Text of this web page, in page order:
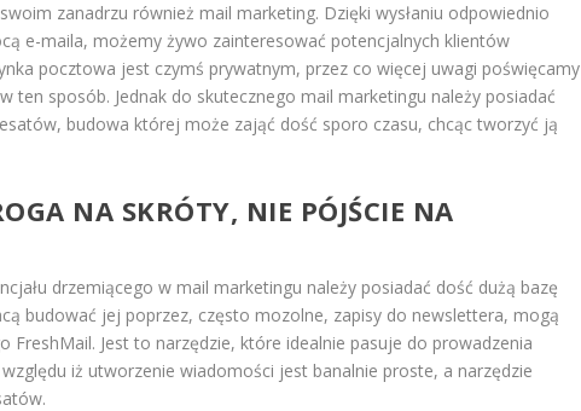
zanadrzu również mail marketing. Dzięki wysłaniu odpowiednio
e-maila, możemy żywo zainteresować potencjalnych klientów
pocztowa jest czymś prywatnym, przez co więcej uwagi poświęcamy
ten sposób. Jednak do skutecznego mail marketingu należy posiadać
budowa której może zająć dość sporo czasu, chcąc tworzyć ją
NA SKRÓTY, NIE PÓJŚCIE NA
drzemiącego w mail marketingu należy posiadać dość dużą bazę
budować jej poprzez, często mozolne, zapisy do newslettera, mogą
FreshMail. Jest to narzędzie, które idealnie pasuje do prowadzenia
iż utworzenie wiadomości jest banalnie proste, a narzędzie